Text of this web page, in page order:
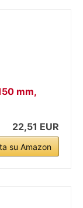
mm,
22,51 EUR
su Amazon